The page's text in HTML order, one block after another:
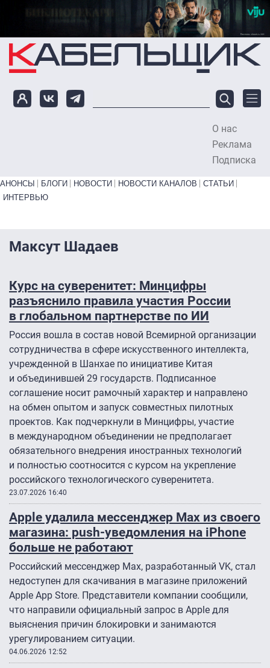
Перейти к основному содержанию
О нас
Реклама
Подписка
Primary links bottom
АНОНСЫ БЛОГИ НОВОСТИ НОВОСТИ КАНАЛОВ
СТАТЬИ
ИНТЕРВЬЮ
Максут Шадаев
Курс на суверенитет: Минцифры
разъяснило правила участия России
в глобальном партнерстве по ИИ
Россия вошла в состав новой Всемирной организации
сотрудничества в сфере искусственного интеллекта,
учрежденной в Шанхае по инициативе Китая
и объединившей 29 государств. Подписанное
соглашение носит рамочный характер и направлено
на обмен опытом и запуск совместных пилотных
проектов. Как подчеркнули в Минцифры, участие
в международном объединении не предполагает
обязательного внедрения иностранных технологий
и полностью соотносится с курсом на укрепление
российского технологического суверенитета.
23.07.2026 16:40
Apple удалила мессенджер Мах из своего
магазина: push-уведомления на iPhone
больше не работают
Российский мессенджер Мах, разработанный VK, стал
недоступен для скачивания в магазине приложений
Apple App Store. Представители компании сообщили,
что направили официальный запрос в Apple для
выяснения причин блокировки и занимаются
урегулированием ситуации.
04.06.2026 12:52